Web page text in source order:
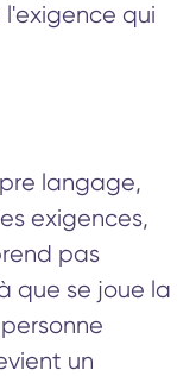
qui
langage,
exigences,
pas
que se joue la
un